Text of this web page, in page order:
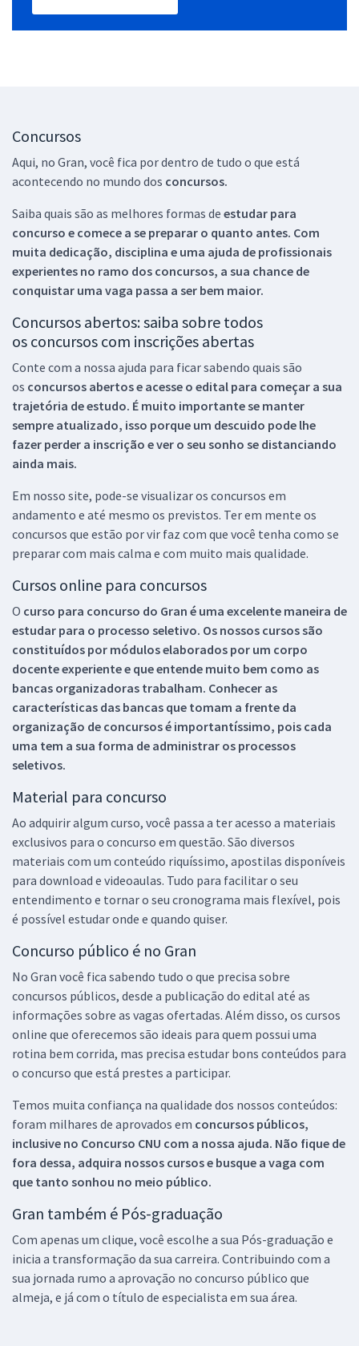
Concursos
Aqui, no Gran, você fica por dentro de tudo o que está
acontecendo no mundo dos concursos.
Saiba quais são as melhores formas de estudar para
concurso e comece a se preparar o quanto antes. Com
muita dedicação, disciplina e uma ajuda de profissionais
experientes no ramo dos concursos, a sua chance de
conquistar uma vaga passa a ser bem maior.
Concursos abertos: saiba sobre todos
os concursos com inscrições abertas
Conte com a nossa ajuda para ficar sabendo quais são
os concursos abertos e acesse o edital para começar a sua
trajetória de estudo. É muito importante se manter
sempre atualizado, isso porque um descuido pode lhe
fazer perder a inscrição e ver o seu sonho se distanciando
ainda mais.
Em nosso site, pode-se visualizar os concursos em
andamento e até mesmo os previstos. Ter em mente os
concursos que estão por vir faz com que você tenha como se
preparar com mais calma e com muito mais qualidade.
Cursos online para concursos
O curso para concurso do Gran é uma excelente maneira de
estudar para o processo seletivo. Os nossos cursos são
constituídos por módulos elaborados por um corpo
docente experiente e que entende muito bem como as
bancas organizadoras trabalham. Conhecer as
características das bancas que tomam a frente da
organização de concursos é importantíssimo, pois cada
uma tem a sua forma de administrar os processos
seletivos.
Material para concurso
Ao adquirir algum curso, você passa a ter acesso a materiais
exclusivos para o concurso em questão. São diversos
materiais com um conteúdo riquíssimo, apostilas disponíveis
para download e videoaulas. Tudo para facilitar o seu
entendimento e tornar o seu cronograma mais flexível, pois
é possível estudar onde e quando quiser.
Concurso público é no Gran
No Gran você fica sabendo tudo o que precisa sobre
concursos públicos, desde a publicação do edital até as
informações sobre as vagas ofertadas. Além disso, os cursos
online que oferecemos são ideais para quem possui uma
rotina bem corrida, mas precisa estudar bons conteúdos para
o concurso que está prestes a participar.
Temos muita confiança na qualidade dos nossos conteúdos:
foram milhares de aprovados em concursos públicos,
inclusive no Concurso CNU com a nossa ajuda. Não fique de
fora dessa, adquira nossos cursos e busque a vaga com
que tanto sonhou no meio público.
Gran também é Pós-graduação
Com apenas um clique, você escolhe a sua Pós-graduação e
inicia a transformação da sua carreira. Contribuindo com a
sua jornada rumo a aprovação no concurso público que
almeja, e já com o título de especialista em sua área.